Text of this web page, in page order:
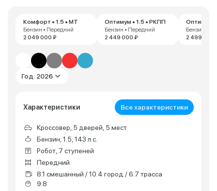
Комфорт • 1.5 • MT
Бензин • Передний
2 049 000 ₽
Оптимум • 1.5 • РКПП
Бензин • Передний
2 449 000 ₽
Оптимум
Бензин •
2 499 000
Год: 2026
Характеристики Все характеристики
Кроссовер, 5 дверей, 5 мест
Бензин, 1.5, 143 л.с.
Робот, 7 ступеней
Передний
8.1 смешанный / 10.4 город / 6.7 трасса
9.8